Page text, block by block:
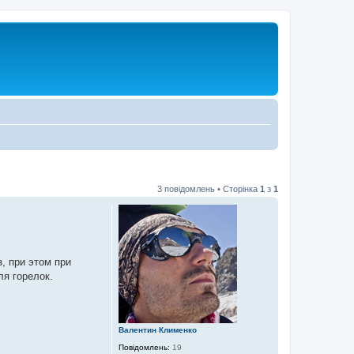
3 повідомлень • Сторінка 1 з 1
Валентин Клименко
Повідомлень: 19
при этом при
горелок.